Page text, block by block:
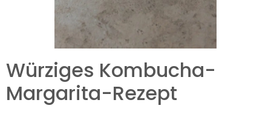
Würziges Kombucha-
Margarita-Rezept